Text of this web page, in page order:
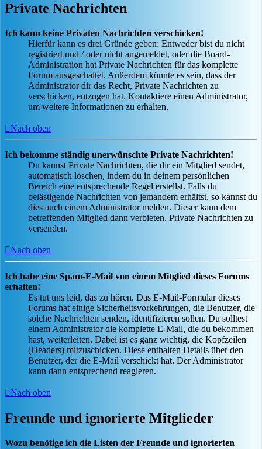
Private Nachrichten
Ich kann keine Privaten Nachrichten verschicken!
Hierfür kann es drei Gründe geben: Entweder bist du nicht
registriert und / oder nicht angemeldet, oder die Board-
Administration hat Private Nachrichten für das komplette
Forum ausgeschaltet. Außerdem könnte es sein, dass der
Administrator dir das Recht, Private Nachrichten zu
verschicken, entzogen hat. Kontaktiere einen Administrator,
um weitere Informationen zu erhalten.
Nach oben
Ich bekomme ständig unerwünschte Private Nachrichten!
Du kannst Private Nachrichten, die dir ein Mitglied sendet,
automatisch löschen, indem du in deinem persönlichen
Bereich eine entsprechende Regel erstellst. Falls du
belästigende Nachrichten von jemandem erhältst, so kannst du
dies auch einem Administrator melden. Dieser kann dem
betreffenden Mitglied dann verbieten, Private Nachrichten zu
versenden.
Nach oben
Ich habe eine Spam-E-Mail von einem Mitglied dieses Forums
erhalten!
Es tut uns leid, das zu hören. Das E-Mail-Formular dieses
Forums hat einige Sicherheitsvorkehrungen, die Benutzer, die
solche Nachrichten senden, identifizieren sollen. Du solltest
einem Administrator die komplette E-Mail, die du bekommen
hast, weiterleiten. Dabei ist es ganz wichtig, die Kopfzeilen
(Headers) mitzuschicken. Diese enthalten Details über den
Benutzer, der die E-Mail verschickt hat. Der Administrator
kann dann entsprechend reagieren.
Nach oben
Freunde und ignorierte Mitglieder
Wozu benötige ich die Listen der Freunde und ignorierten